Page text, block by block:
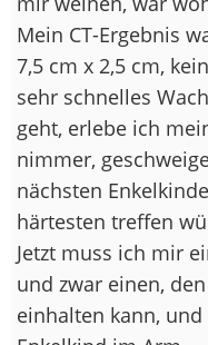
Mein CT-Ergebnis
7,5 cm x 2,5 cm,
sehr schnelles
geht, erlebe ich
nimmer,
nächsten
härtesten treffen
Jetzt muss ich mir
und zwar einen,
einhalten kann,